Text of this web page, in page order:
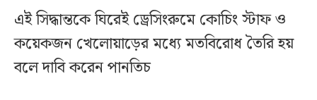
এই সিদ্ধান্তকে ঘিরেই ড্রেসিংরুমে কোচিং স্টাফ ও
কয়েকজন খেলোয়াড়ের মধ্যে মতবিরোধ তৈরি হয়
বলে দাবি করেন পানতিচ